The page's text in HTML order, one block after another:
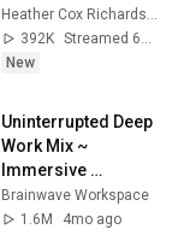
392K
New
Uninterrupted Deep
Work Mix ~
Immersive
Productivity
Soundscape ~
Brainwave Workspace
1.6M
4mo ago